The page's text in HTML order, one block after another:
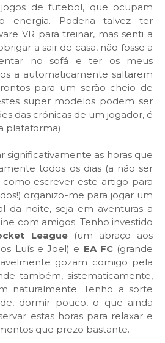
de futebol, que ocupam
energia. Poderia talvez ter
VR para treinar, mas senti a
a sair de casa, não fosse a
no sofá e ter os meus
a automaticamente saltarem
para um serão cheio de
super modelos podem ser
das crónicas de um jogador, é
plataforma).
significativamente as horas que
todos os dias (a não ser
como escrever este artigo para
organizo-me para jogar um
da noite, seja em aventuras a
com amigos. Tenho investido
League(um abraço aos
Luís e Joel) e EA FC(grande
gozam comigo pela
também, sistematicamente,
naturalmente. Tenho a sorte
dormir pouco, o que ainda
estas horas para relaxar e
que prezo bastante.